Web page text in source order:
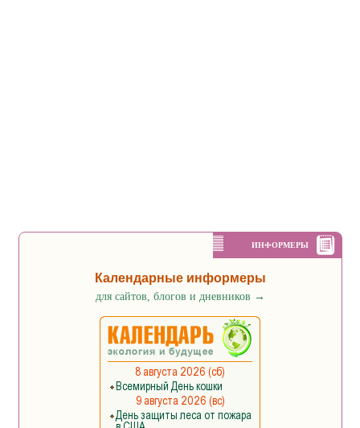
ИНФОРМЕРЫ
Календарные информеры
для сайтов, блогов и дневников →